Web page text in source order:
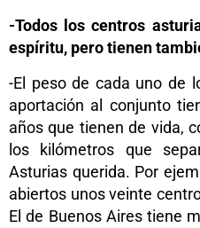
-Todos los centros
espíritu, pero tienen
-El peso de cada uno de
aportación al conjunto
años que tienen de vida,
los kilómetros que
Asturias querida. Por
abiertos unos veinte
El de Buenos Aires tiene